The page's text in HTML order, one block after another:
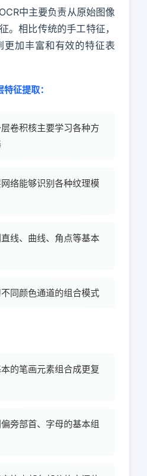
中主要负责从原始图像
。相比传统的手工特征，
更加丰富和有效的特征表
特征提取：
卷积核主要学习各种方
络能够识别各种纹理模
线、曲线、角点等基本
同颜色通道的组合模式
的笔画元素组合成更复
旁部首、字母的基本组